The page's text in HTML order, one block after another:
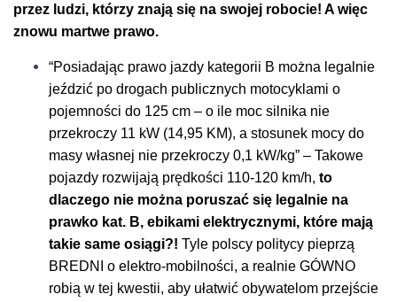
przez ludzi, którzy znają się na swojej robocie! A więc
znowu martwe prawo.
“Posiadając prawo jazdy kategorii B można legalnie
jeździć po drogach publicznych motocyklami o
pojemności do 125 cm – o ile moc silnika nie
przekroczy 11 kW (14,95 KM), a stosunek mocy do
masy własnej nie przekroczy 0,1 kW/kg” – Takowe
pojazdy rozwijają prędkości 110-120 km/h, to
dlaczego nie można poruszać się legalnie na
prawko kat. B, ebikami elektrycznymi, które mają
takie same osiągi?! Tyle polscy politycy pieprzą
BREDNI o elektro-mobilności, a realnie GÓWNO
robią w tej kwestii, aby ułatwić obywatelom przejście